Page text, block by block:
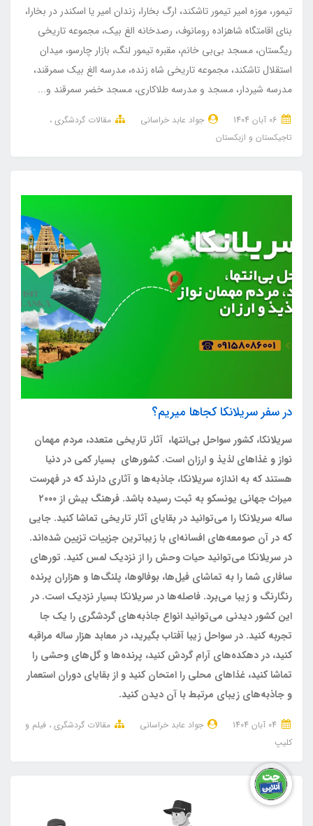
تیمور، موزه امیر تیمور تاشکند، ارگ بخارا، زندان امیر یا اسکندر در بخارا،
بنای اقامتگاه شاهزاده رومانوف، رصدخانه الغ بیک، مجموعه تاریخی
ریگستان، مسجد بی‌بی خانم، مقبره تیمور لنگ، بازار چارسو، میدان
استقلال تاشکند، مجموعه تاریخی شاه زنده، مدرسه الغ بیک سمرقند،
مدرسه شیردار، مسجد و مدرسه طلاکاری، مسجد خضر سمرقند و...
جواد عابد خراسانی
مقالات گردشگری
تاجیکستان و ازبکستان
در سفر سریلانکا کجاها میریم؟
سریلانکا، کشور سواحل بی‌انتها، آثار تاریخی متعدد، مردم مهمان‌
نواز و غذاهای لذیذ و ارزان است. کشورهای بسیار کمی در دنیا
هستند که به‌ اندازه‌ سریلانکا، جاذبه‌ها و آثاری دارند که در فهرست
میراث جهانی یونسکو به ثبت رسیده باشد. فرهنگ بیش از ۲۰۰۰
ساله‌ سریلانکا را می‌توانید در بقایای آثار تاریخی تماشا کنید. جایی
که در آن صومعه‌های افسانه‌ای با زیباترین جزییات تزیین شده‌اند.
در سریلانکا می‌توانید حیات وحش را از نزدیک لمس کنید. تورهای
سافاری شما را به تماشای فیل‌ها، بوفالوها، پلنگ‌ها و هزاران پرنده‌
رنگارنگ و زیبا می‌برد. فاصله‌ها در سریلانکا بسیار نزدیک است. در
این کشور دیدنی می‌توانید انواع جاذبه‌های گردشگری را یک‌ جا
تجربه کنید. در سواحل زیبا آفتاب بگیرید، در معابد هزار ساله مراقبه
کنید، در دهکده‌های آرام گردش کنید، پرنده‌ها و گل‌های وحشی را
تماشا کنید، غذاهای محلی را امتحان کنید و از بقایای دوران استعمار
و جاذبه‌های زیبای مرتبط با آن دیدن کنید.
جواد عابد خراسانی مقالات گردشگری فیلم و
کلیپ